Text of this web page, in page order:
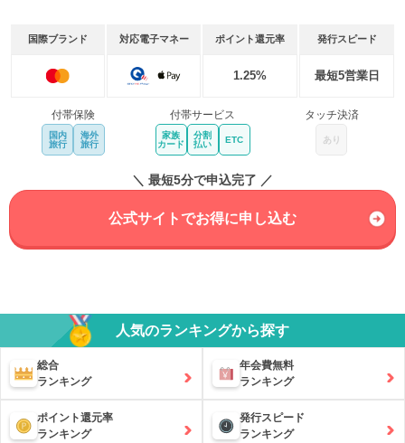
国際ブランド 対応電子マネー ポイント還元率 発行スピード
1.25% 最短5営業日
付帯保険
国内
旅行
海外
旅行
付帯サービス
家族
カード
分割
払い
ETC
タッチ決済
あり
＼ 最短5分で申込完了 ／
公式サイトでお得に申し込む
人気のランキングから探す
総合
ランキング
年会費無料
ランキング
ポイント還元率
ランキング
発行スピード
ランキング